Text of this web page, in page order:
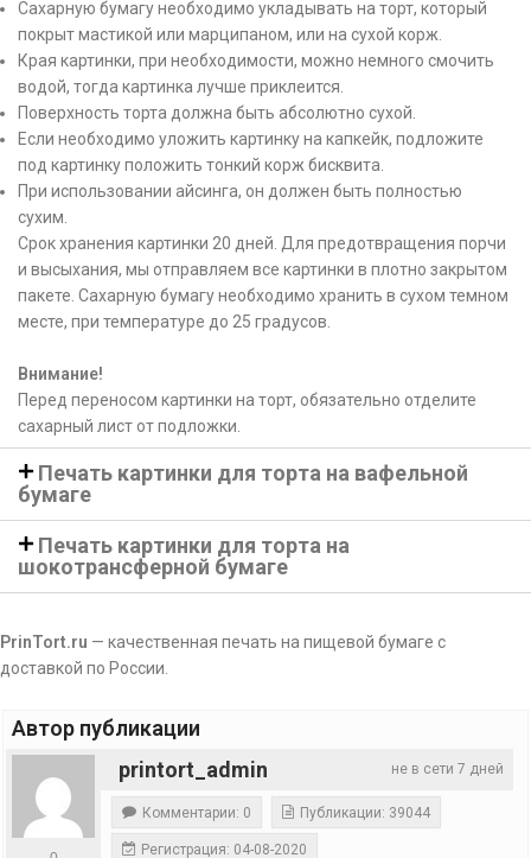
Сахарную бумагу необходимо укладывать на торт, который
покрыт мастикой или марципаном, или на сухой корж.
Края картинки, при необходимости, можно немного смочить
водой, тогда картинка лучше приклеится.
Поверхность торта должна быть абсолютно сухой.
Если необходимо уложить картинку на капкейк, подложите
под картинку положить тонкий корж бисквита.
При использовании айсинга, он должен быть полностью
сухим.
Срок хранения картинки 20 дней. Для предотвращения порчи
и высыхания, мы отправляем все картинки в плотно закрытом
пакете. Сахарную бумагу необходимо хранить в сухом темном
месте, при температуре до 25 градусов.
Внимание!
Перед переносом картинки на торт, обязательно отделите
сахарный лист от подложки.
Печать картинки для торта на вафельной
бумаге
Печать картинки для торта на
шокотрансферной бумаге
PrinTort.ru — качественная печать на пищевой бумаге с
доставкой по России.
Автор публикации
не в сети 7 дней
printort_admin
Комментарии: 0 Публикации: 39044
Регистрация: 04-08-2020